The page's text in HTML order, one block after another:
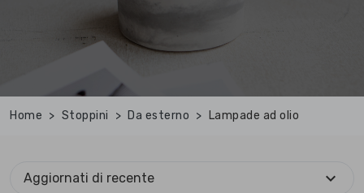
Home Stoppini Da esterno Lampade ad olio
Aggiornati di recente expand_more